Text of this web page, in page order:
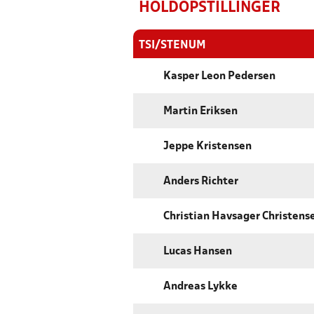
HOLDOPSTILLINGER
TSI/STENUM
Kasper Leon Pedersen
Martin Eriksen
Jeppe Kristensen
Anders Richter
Christian Havsager
Lucas Hansen
Andreas Lykke